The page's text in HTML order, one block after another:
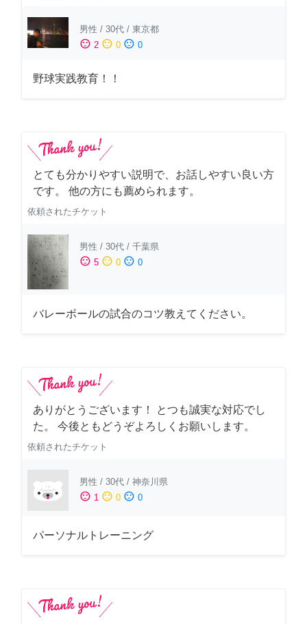
男性 / 30代 / 東京都
sentiment_satisfied 2 sentiment_neutral 0 sentiment_dissatisfied 0
野球実践教育！！
とても分かりやすい説明で、お話しやすい良い方
です。 他の方にも薦められます。
依頼されたチケット
男性 / 30代 / 千葉県
sentiment_satisfied 5 sentiment_neutral 0 sentiment_dissatisfied 0
バレーボールの試合のコツ教えてください。
ありがとうございます！ とつも誠実な対応でし
た。 今後ともどうぞよろしくお願いします。
依頼されたチケット
男性 / 30代 / 神奈川県
sentiment_satisfied 1 sentiment_neutral 0 sentiment_dissatisfied 0
パーソナルトレーニング